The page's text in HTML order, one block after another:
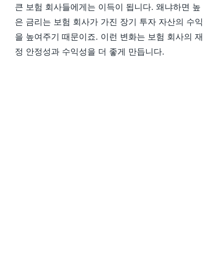
큰 보험 회사들에게는 이득이 됩니다. 왜냐하면 높
은 금리는 보험 회사가 가진 장기 투자 자산의 수익
을 높여주기 때문이죠. 이런 변화는 보험 회사의 재
정 안정성과 수익성을 더 좋게 만듭니다.